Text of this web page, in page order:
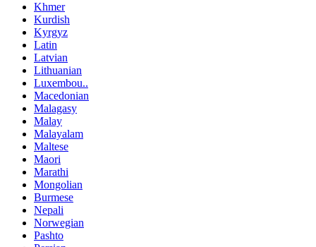
Khmer
Kurdish
Kyrgyz
Latin
Latvian
Lithuanian
Luxembou..
Macedonian
Malagasy
Malay
Malayalam
Maltese
Maori
Marathi
Mongolian
Burmese
Nepali
Norwegian
Pashto